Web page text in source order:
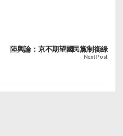
陸輿論：京不期望國民黨制衡綠
Next Post